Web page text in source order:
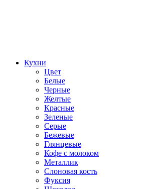
Кухни
Цвет
Белые
Черные
Желтые
Красные
Зеленые
Серые
Бежевые
Глянцевые
Кофе с молоком
Металлик
Слоновая кость
Фуксия